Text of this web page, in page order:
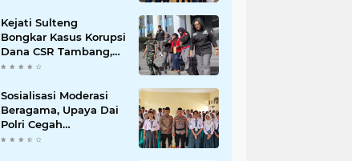
Kejati Sulteng
Bongkar Kasus Korupsi
Dana CSR Tambang,
Sekdes Tamainusi Ikut
Sosialisasi Moderasi
Beragama, Upaya Dai
Polri Cegah
Radikalisme di